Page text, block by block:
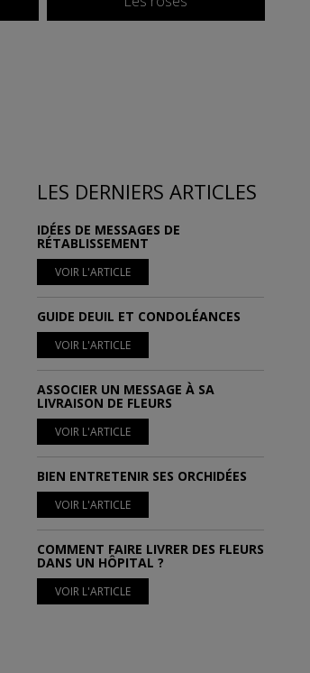
LES DERNIERS ARTICLES
IDÉES DE MESSAGES DE
RÉTABLISSEMENT
VOIR L'ARTICLE
GUIDE DEUIL ET CONDOLÉANCES
VOIR L'ARTICLE
ASSOCIER UN MESSAGE À SA
LIVRAISON DE FLEURS
VOIR L'ARTICLE
BIEN ENTRETENIR SES ORCHIDÉES
VOIR L'ARTICLE
COMMENT FAIRE LIVRER DES FLEURS
DANS UN HÔPITAL ?
VOIR L'ARTICLE